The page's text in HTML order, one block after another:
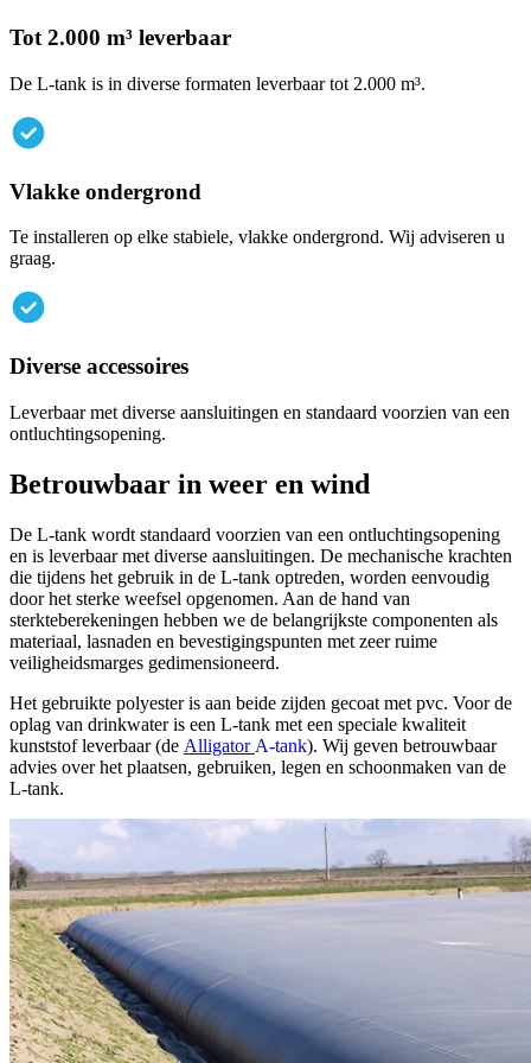
Tot 2.000 m³ leverbaar
De L-tank is in diverse formaten leverbaar tot 2.000 m³.
Vlakke ondergrond
Te installeren op elke stabiele, vlakke ondergrond. Wij adviseren u
graag.
Diverse accessoires
Leverbaar met diverse aansluitingen en standaard voorzien van een
ontluchtingsopening.
Betrouwbaar in weer en wind
De L-tank wordt standaard voorzien van een ontluchtingsopening
en is leverbaar met diverse aansluitingen. De mechanische krachten
die tijdens het gebruik in de L-tank optreden, worden eenvoudig
door het sterke weefsel opgenomen. Aan de hand van
sterkteberekeningen hebben we de belangrijkste componenten als
materiaal, lasnaden en bevestigingspunten met zeer ruime
veiligheidsmarges gedimensioneerd.
Het gebruikte polyester is aan beide zijden gecoat met pvc. Voor de
oplag van drinkwater is een L-tank met een speciale kwaliteit
kunststof leverbaar (de Alligator A-tank). Wij geven betrouwbaar
advies over het plaatsen, gebruiken, legen en schoonmaken van de
L-tank.